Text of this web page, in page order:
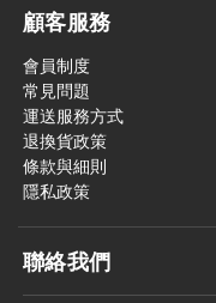
顧客服務
會員制度
常見問題
運送服務方式
退換貨政策
條款與細則
隱私政策
聯絡我們